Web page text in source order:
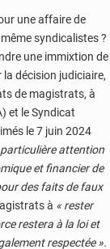
une affaire de
syndicalistes ?
une immixtion de
la décision judiciaire,
de magistrats, à
et le Syndicat
le 7 juin 2024
attention
et financier de
des faits de faux
à «rester
restera à la loi et
respectée ».